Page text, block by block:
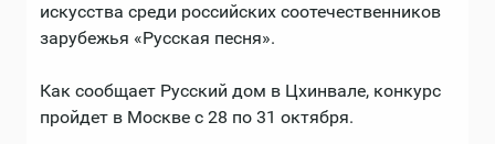
искусства среди российских соотечественников
зарубежья «Русская песня».
Как сообщает Русский дом в Цхинвале, конкурс
пройдет в Москве с 28 по 31 октября.